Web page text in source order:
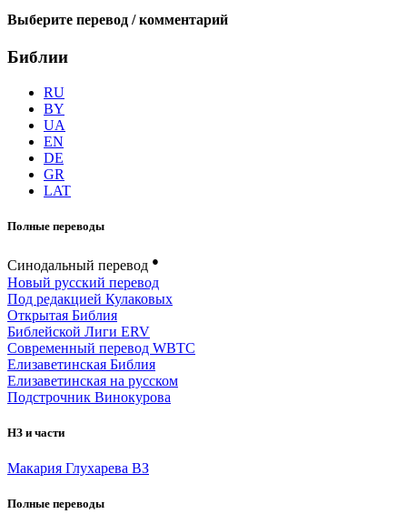
Выберите перевод / комментарий
Библии
RU
BY
UA
EN
DE
GR
LAT
Полные переводы
Синодальный перевод ●
Новый русский перевод
Под редакцией Кулаковых
Открытая Библия
Библейской Лиги ERV
Cовременный перевод WBTC
Елизаветинская Библия
Елизаветинская на русском
Подстрочник Винокурова
НЗ и части
Макария Глухарева ВЗ
Полные переводы